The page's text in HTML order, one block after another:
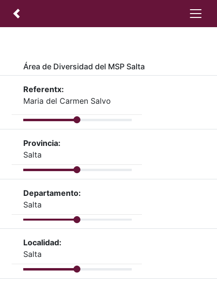
Área de Diversidad del MSP Salta
Referentx:
Maria del Carmen Salvo
Provincia:
Salta
Departamento:
Salta
Localidad:
Salta